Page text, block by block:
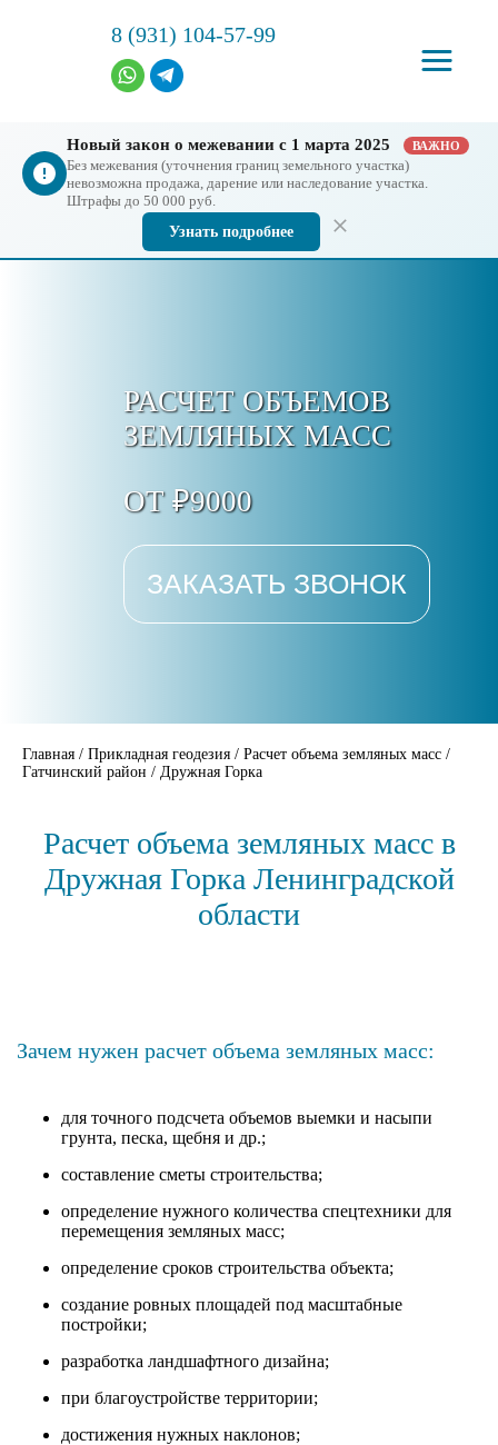
8 (931) 104-57-99
Новый закон о межевании с 1 марта 2025 ВАЖНО
Без межевания (уточнения границ земельного участка)
невозможна продажа, дарение или наследование участка.
Штрафы до 50 000 руб.
Узнать подробнее
РАСЧЕТ ОБЪЕМОВ
ЗЕМЛЯНЫХ МАСС
ОТ ₽9000
ЗАКАЗАТЬ ЗВОНОК
Главная / Прикладная геодезия / Расчет объема земляных масс /
Гатчинский район / Дружная Горка
Расчет объема земляных масс в
Дружная Горка Ленинградской
области
Зачем нужен расчет объема земляных масс:
для точного подсчета объемов выемки и насыпи
грунта, песка, щебня и др.;
составление сметы строительства;
определение нужного количества спецтехники для
перемещения земляных масс;
определение сроков строительства объекта;
создание ровных площадей под масштабные
постройки;
разработка ландшафтного дизайна;
при благоустройстве территории;
достижения нужных наклонов;